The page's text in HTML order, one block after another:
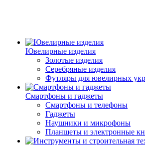
Ювелирные изделия
Золотые изделия
Серебряные изделия
Футляры для ювелирных
Смартфоны и гаджеты
Смартфоны и телефоны
Гаджеты
Наушники и микрофоны
Планшеты и электронные